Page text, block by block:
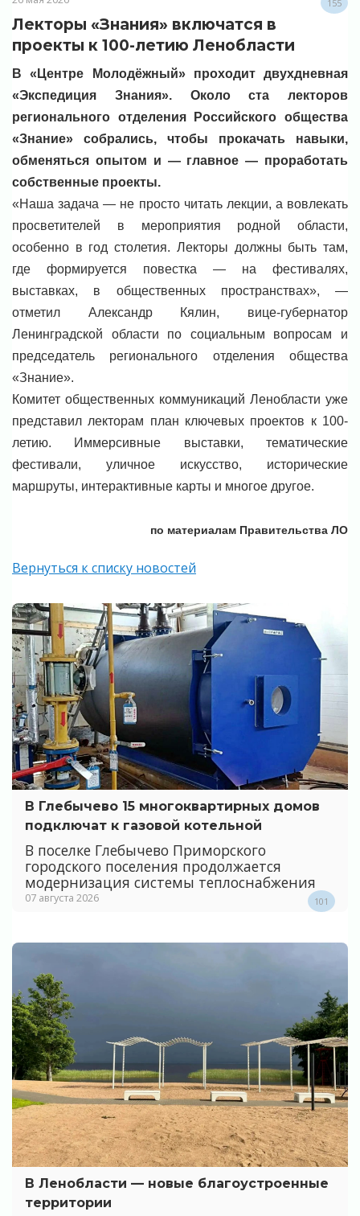
155
Лекторы «Знания» включатся в
проекты к 100-летию Ленобласти
В «Центре Молодёжный» проходит двухдневная
«Экспедиция Знания». Около ста лекторов
регионального отделения Российского общества
«Знание» собрались, чтобы прокачать навыки,
обменяться опытом и — главное — проработать
собственные проекты.
«Наша задача — не просто читать лекции, а вовлекать
просветителей в мероприятия родной области,
особенно в год столетия. Лекторы должны быть там,
где формируется повестка — на фестивалях,
выставках, в общественных пространствах», —
отметил Александр Кялин, вице-губернатор
Ленинградской области по социальным вопросам и
председатель регионального отделения общества
«Знание».
Комитет общественных коммуникаций Ленобласти уже
представил лекторам план ключевых проектов к 100-
летию. Иммерсивные выставки, тематические
фестивали, уличное искусство, исторические
маршруты, интерактивные карты и многое другое.
по материалам Правительства ЛО
Вернуться к списку новостей
В Глебычево 15 многоквартирных домов
подключат к газовой котельной
В поселке Глебычево Приморского
городского поселения продолжается
модернизация системы теплоснабжения
07 августа 2026 101
В Ленобласти — новые благоустроенные
территории